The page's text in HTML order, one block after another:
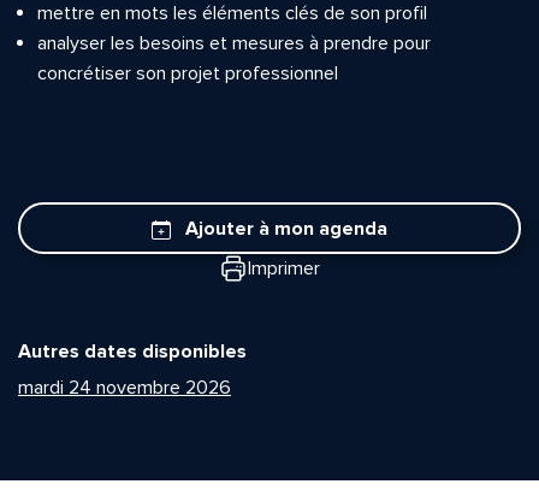
mettre en mots les éléments clés de son profil
analyser les besoins et mesures à prendre pour
concrétiser son projet professionnel
Ajouter à mon agenda
Imprimer
Autres dates disponibles
mardi 24 novembre 2026